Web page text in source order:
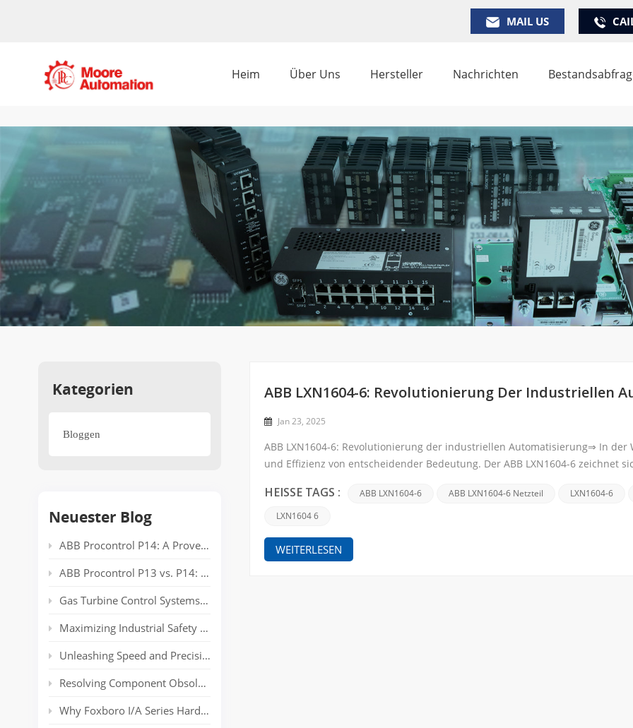
MAIL US
Heim Über Uns Hersteller Nachrichten
Suche
Kategorien
Bloggen
Neuester Blog
ABB Procontrol P14: A Proven Power Plant Automation System Supporting Reliable Generation for Decades
ABB Procontrol P13 vs. P14: Technical Comparison and Spare Parts Guide
Gas Turbine Control Systems: Common Automation Platforms and Spare Parts Used in Power Generation
Maximizing Industrial Safety and Connectivity with the HIMA HIMatrix Series
Unleashing Speed and Precision: The Power of ABB’s AC 800PEC Control System
Resolving Component Obsolescence in ICS Triplex Trusted® T8000 Series Safety Systems
Why Foxboro I/A Series Hardware Still Dominates Long-Life Process Plants
ABB LXN1604-6: Revolutionierung Der Industriellen
Jan 23, 2025
ABB LXN1604-6: Revolutionierung der industriellen Automatisierung⇒ In
und Effizienz von entscheidender Bedeutung. Der ABB LXN1604-6 zeichnet
HEISSE TAGS : ABB LXN1604-6 ABB LXN1604-6 Netzteil
LXN1604-6
LXN1604 6
WEITERLESEN